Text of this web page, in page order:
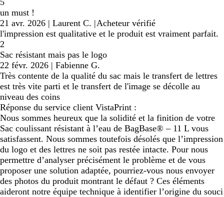
5
un must !
21 avr. 2026 | Laurent C. |Acheteur vérifié
l'impression est qualitative et le produit est vraiment parfait.
2
Sac résistant mais pas le logo
22 févr. 2026 | Fabienne G.
Très contente de la qualité du sac mais le transfert de lettres
est très vite parti et le transfert de l'image se décolle au
niveau des coins
Réponse du service client VistaPrint :
Nous sommes heureux que la solidité et la finition de votre
Sac coulissant résistant à l’eau de BagBase® – 11 L vous
satisfassent. Nous sommes toutefois désolés que l’impression
du logo et des lettres ne soit pas restée intacte. Pour nous
permettre d’analyser précisément le problème et de vous
proposer une solution adaptée, pourriez-vous nous envoyer
des photos du produit montrant le défaut ? Ces éléments
aideront notre équipe technique à identifier l’origine du souci